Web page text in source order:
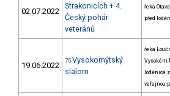
02.07.2022
Strakonicích + 4.
Český pohár
veteránů
řeka
před
19.06.2022 75 Vysokomýtský
slalom
řeka
Vysokém
loděnice
veřejnou